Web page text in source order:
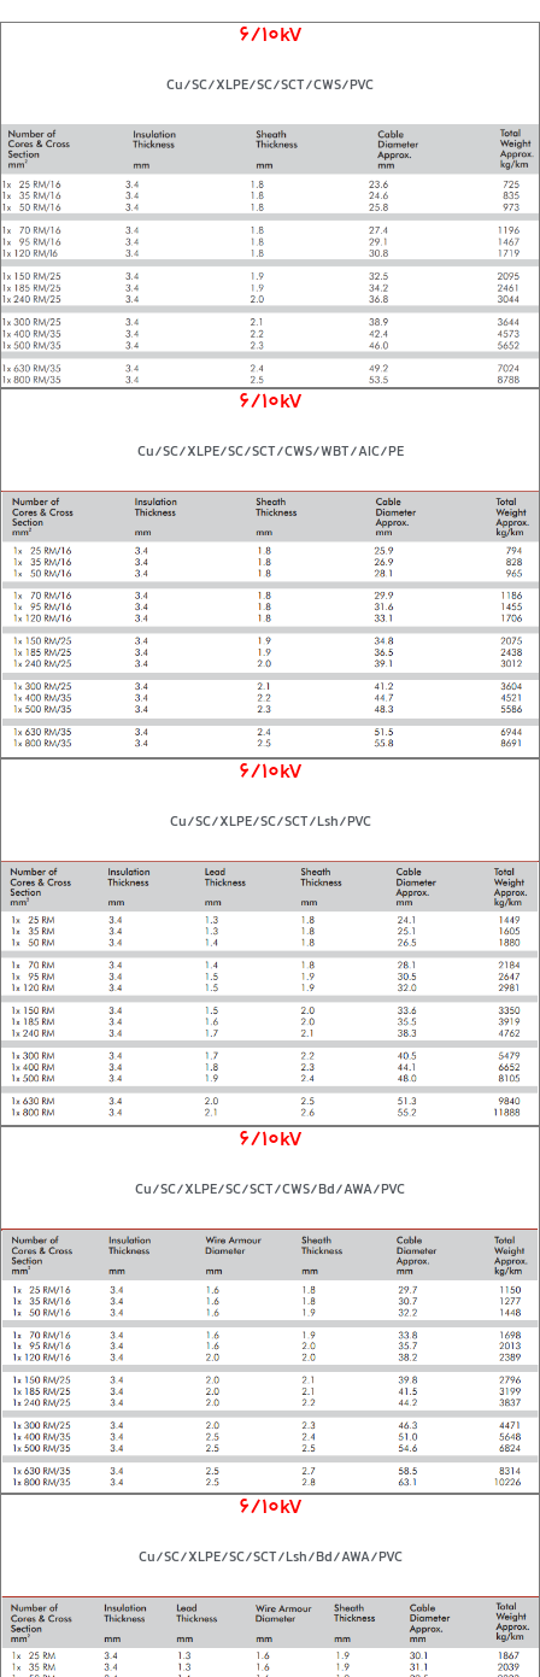
6/10kV
Cu/SC/XLPE/SC/SCT/CWS/PVC
6/10kV
Cu/SC/XLPE/SC/SCT/CWS/WBT/AIC/PE
6/10kV
Cu/SC/XLPE/SC/SCT/Lsh/PVC
6/10kV
Cu/SC/XLPE/SC/SCT/CWS/Bd/AWA/PVC
6/10kV
Cu/SC/XLPE/SC/SCT/Lsh/Bd/AWA/PVC